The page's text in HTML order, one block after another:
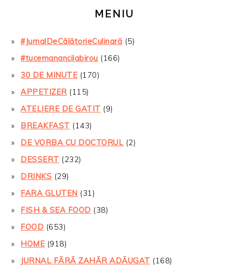
MENIU
#JurnalDeCălătorieCulinară (5)
#tucemanancilabirou (166)
30 DE MINUTE(170)
APPETIZER(115)
ATELIERE DE GATIT (9)
BREAKFAST (143)
DE VORBA CU DOCTORUL (2)
DESSERT (232)
DRINKS (29)
FARA GLUTEN (31)
FISH & SEA FOOD (38)
FOOD (653)
HOME(918)
JURNAL FĂRĂ ZAHĂR ADĂUGAT (168)